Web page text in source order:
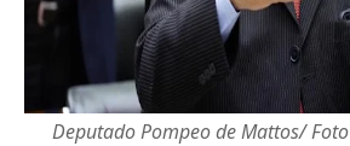
Deputado Pompeo de Mattos/ Foto